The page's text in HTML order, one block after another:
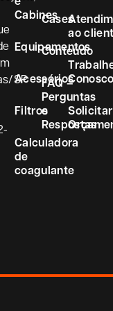
SP
Cabines
Equipamentos
Acessórios
Filtros
Calculadora
de
coagulante
Cases
Conteúdo
FAQ –
Perguntas
e
Respostas
ao
Solicitar